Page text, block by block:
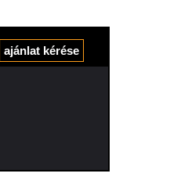
ajánlat kérése